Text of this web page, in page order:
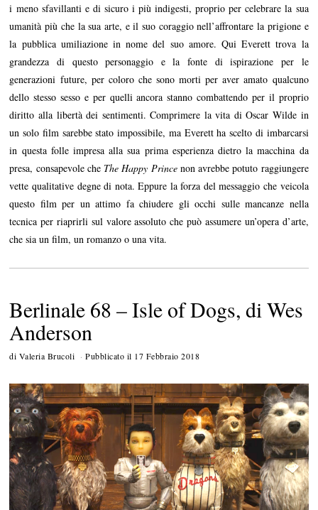
i meno sfavillanti e di sicuro i più indigesti, proprio per celebrare la sua
umanità più che la sua arte, e il suo coraggio nell’affrontare la prigione e
la pubblica umiliazione in nome del suo amore. Qui Everett trova la
grandezza di questo personaggio e la fonte di ispirazione per le
generazioni future, per coloro che sono morti per aver amato qualcuno
dello stesso sesso e per quelli ancora stanno combattendo per il proprio
diritto alla libertà dei sentimenti. Comprimere la vita di Oscar Wilde in
un solo film sarebbe stato impossibile, ma Everett ha scelto di imbarcarsi
in questa folle impresa alla sua prima esperienza dietro la macchina da
presa, consapevole che The Happy Princenon avrebbe potuto raggiungere
vette qualitative degne di nota. Eppure la forza del messaggio che veicola
questo film per un attimo fa chiudere gli occhi sulle mancanze nella
tecnica per riaprirli sul valore assoluto che può assumere un’opera d’arte,
che sia un film, un romanzo o una vita.
Berlinale 68 – Isle of Dogs, di Wes
Anderson
di Valeria Brucoli Pubblicato il 17 Febbraio 2018
e
b
b
r
a
i
o
2
0
1
8